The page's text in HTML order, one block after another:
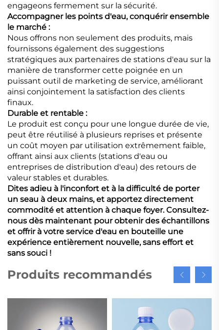
engageons fermement sur la sécurité.
Accompagner les points d'eau, conquérir ensemble
le marché :
Nous offrons non seulement des produits, mais
fournissons également des suggestions
stratégiques aux partenaires de stations d'eau sur la
manière de transformer cette poignée en un
puissant outil de marketing de service, améliorant
ainsi conjointement la satisfaction des clients
finaux.
Durable et rentable :
Le produit est conçu pour une longue durée de vie,
peut être réutilisé à plusieurs reprises et présente
un coût moyen par utilisation extrêmement faible,
offrant ainsi aux clients (stations d'eau ou
entreprises de distribution d'eau) des retours de
valeur stables et durables.
Dites adieu à l'inconfort et à la difficulté de porter
un seau à deux mains, et apportez directement
commodité et attention à chaque foyer. Consultez-
nous dès maintenant pour obtenir des échantillons
et offrir à votre service d'eau en bouteille une
expérience entièrement nouvelle, sans effort et
sans souci !
Produits recommandés